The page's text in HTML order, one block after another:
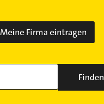
Meine Firma eintragen
Finden